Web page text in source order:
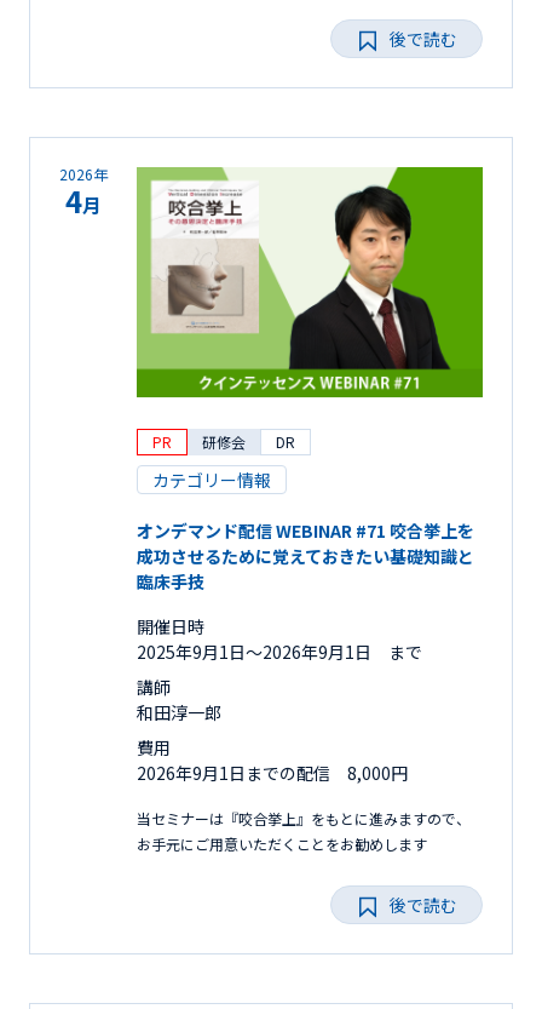
後で読む
2026年
4月
PR 研修会 DR
カテゴリー情報
オンデマンド配信 WEBINAR #71 咬合挙上を
成功させるために覚えておきたい基礎知識と
臨床手技
開催日時
2025年9月1日〜2026年9月1日 まで
講師
和田淳一郎
費用
2026年9月1日までの配信 8,000円
当セミナーは『咬合挙上』をもとに進みますので、
お手元にご用意いただくことをお勧めします
後で読む